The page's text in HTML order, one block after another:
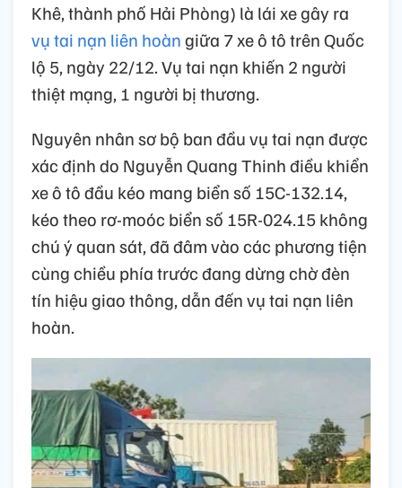
Khê, thành phố Hải Phòng) là lái xe gây ra
vụ tai nạn liên hoàngiữa 7 xe ô tô trên Quốc
lộ 5, ngày 22/12. Vụ tai nạn khiến 2 người
thiệt mạng, 1 người bị thương.
Nguyên nhân sơ bộ ban đầu vụ tai nạn được
xác định do Nguyễn Quang Thinh điều khiển
xe ô tô đầu kéo mang biển số 15C-132.14,
kéo theo rơ-moóc biển số 15R-024.15 không
chú ý quan sát, đã đâm vào các phương tiện
cùng chiều phía trước đang dừng chờ đèn
tín hiệu giao thông, dẫn đến vụ tai nạn liên
hoàn.